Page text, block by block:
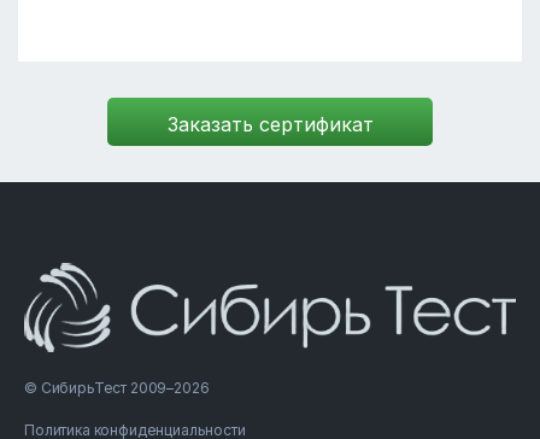
© СибирьТест 2009–2026
Политика конфиденциальности